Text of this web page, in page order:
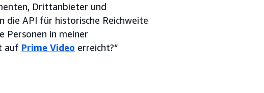
Drittanbieter und
die API für historische Reichweite
Personen in meiner
auf Prime Video erreicht?“